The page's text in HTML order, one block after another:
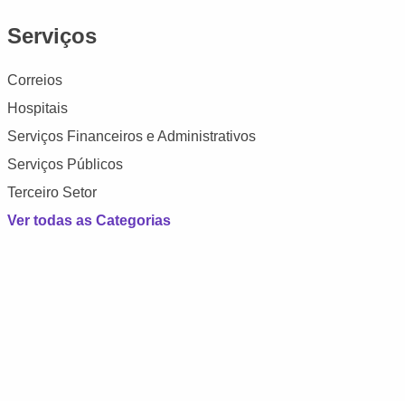
Serviços
Correios
Hospitais
Serviços Financeiros e Administrativos
Serviços Públicos
Terceiro Setor
Ver todas as Categorias